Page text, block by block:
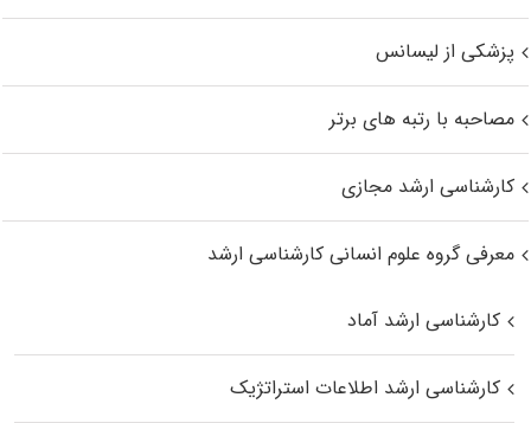
پزشکی از لیسانس
مصاحبه با رتبه های برتر
کارشناسی ارشد مجازی
معرفی گروه علوم انسانی کارشناسی ارشد
کارشناسی ارشد آماد
کارشناسی ارشد اطلاعات استراتژیک